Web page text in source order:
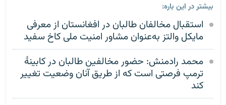
بیشتر در این باره:
استقبال مخالفان طالبان در افغانستان از معرفی
مایکل والتز به‌عنوان مشاور امنیت ملی کاخ سفید
محمد رادمنش: حضور مخالفین طالبان در کابینهٔ
ترمپ فرصتی است که از طریق آنان وضعیت تغییر
کند